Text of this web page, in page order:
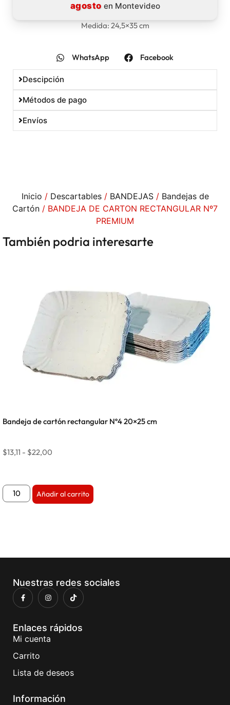
agosto en Montevideo
Medida: 24,5×35 cm
WhatsApp Facebook
Descipción
Métodos de pago
Envíos
Inicio / Descartables/ BANDEJAS/ Bandejas de
Cartón / BANDEJA DE CARTON RECTANGULAR Nº7
PREMIUM
También podria interesarte
Bandeja de cartón rectangular Nº4 20×25 cm
$13,11 - $22,00
Añadir al carrito
Nuestras redes sociales
Enlaces rápidos
Mi cuenta
Carrito
Lista de deseos
Información